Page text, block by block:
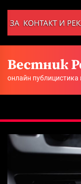
the
Вестник
онлайн публицистика